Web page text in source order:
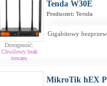
Dostępność:
Chwilowy brak
towaru
Tenda W30E
Producent: Tenda
Gigabitowy
MikroTik hEX